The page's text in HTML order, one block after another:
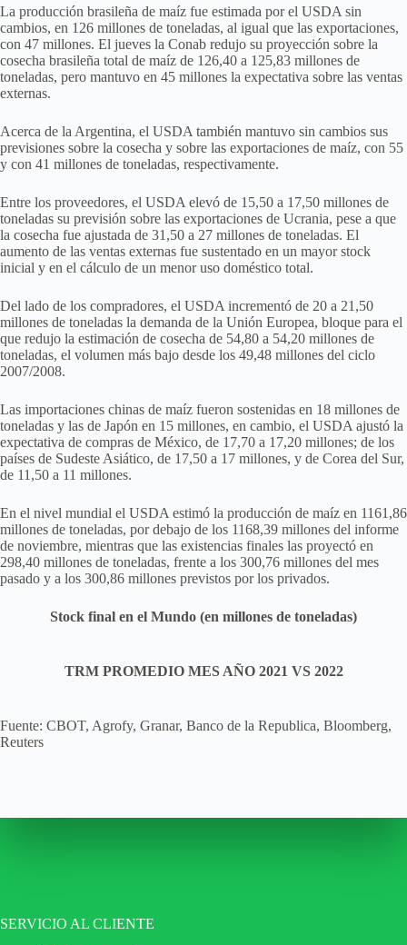
La producción brasileña de maíz fue estimada por el USDA sin
cambios, en 126 millones de toneladas, al igual que las exportaciones,
con 47 millones. El jueves la Conab redujo su proyección sobre la
cosecha brasileña total de maíz de 126,40 a 125,83 millones de
toneladas, pero mantuvo en 45 millones la expectativa sobre las ventas
externas.
Acerca de la Argentina, el USDA también mantuvo sin cambios sus
previsiones sobre la cosecha y sobre las exportaciones de maíz, con 55
y con 41 millones de toneladas, respectivamente.
Entre los proveedores, el USDA elevó de 15,50 a 17,50 millones de
toneladas su previsión sobre las exportaciones de Ucrania, pese a que
la cosecha fue ajustada de 31,50 a 27 millones de toneladas. El
aumento de las ventas externas fue sustentado en un mayor stock
inicial y en el cálculo de un menor uso doméstico total.
Del lado de los compradores, el USDA incrementó de 20 a 21,50
millones de toneladas la demanda de la Unión Europea, bloque para el
que redujo la estimación de cosecha de 54,80 a 54,20 millones de
toneladas, el volumen más bajo desde los 49,48 millones del ciclo
2007/2008.
Las importaciones chinas de maíz fueron sostenidas en 18 millones de
toneladas y las de Japón en 15 millones, en cambio, el USDA ajustó la
expectativa de compras de México, de 17,70 a 17,20 millones; de los
países de Sudeste Asiático, de 17,50 a 17 millones, y de Corea del Sur,
de 11,50 a 11 millones.
En el nivel mundial el USDA estimó la producción de maíz en 1161,86
millones de toneladas, por debajo de los 1168,39 millones del informe
de noviembre, mientras que las existencias finales las proyectó en
298,40 millones de toneladas, frente a los 300,76 millones del mes
pasado y a los 300,86 millones previstos por los privados.
Stock final en el Mundo (en millones de toneladas)
TRM PROMEDIO MES AÑO 2021 VS 2022
Fuente: CBOT, Agrofy, Granar, Banco de la Republica, Bloomberg,
Reuters
SERVICIO AL CLIENTE